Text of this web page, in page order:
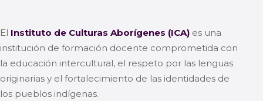
El Instituto de Culturas Aborígenes (ICA) es una
institución de formación docente comprometida con
la educación intercultural, el respeto por las lenguas
originarias y el fortalecimiento de las identidades de
los pueblos indígenas.